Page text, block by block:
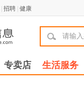
招聘 健康
专卖店 生活服务